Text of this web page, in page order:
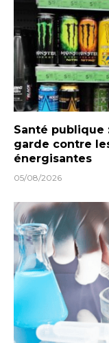
Santé
garde contre
énergisantes
05/08/2026